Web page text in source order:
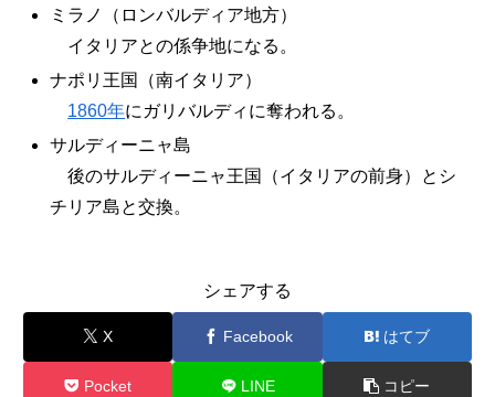
ミラノ（ロンバルディア地方）
イタリアとの係争地になる。
ナポリ王国（南イタリア）
1860年にガリバルディに奪われる。
サルディーニャ島
後のサルディーニャ王国（イタリアの前身）とシ
チリア島と交換。
シェアする
X Facebook はてブ
Pocket LINE コピー